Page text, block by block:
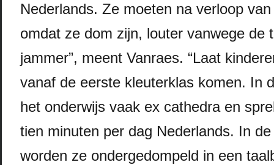
Nederlands. Ze moeten na verloop
omdat ze dom zijn, louter vanwege de
jammer”, meent Vanraes. “Laat
vanaf de eerste kleuterklas komen. In
het onderwijs vaak ex cathedra en
tien minuten per dag Nederlands. In
worden ze ondergedompeld in een